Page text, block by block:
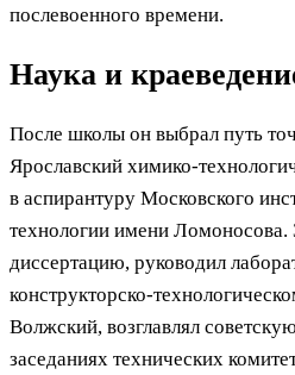
послевоенного времени.
Наука и
После школы он выбрал путь
Ярославский химико-
в аспирантуру Московского
технологии имени
диссертацию, руководил
конструкторско-
Волжский, возглавлял
заседаниях технических